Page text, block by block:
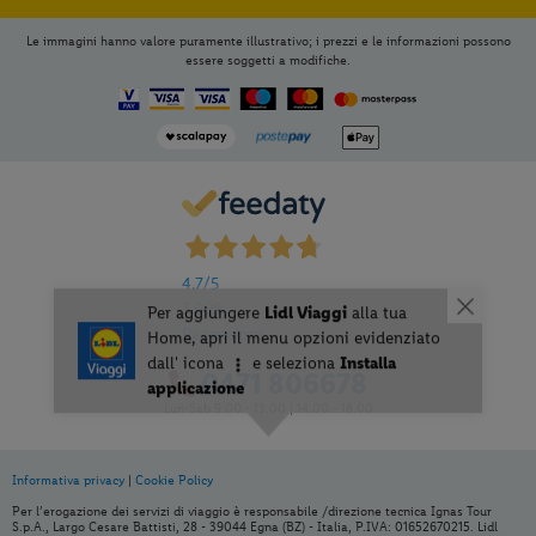
Le immagini hanno valore puramente illustrativo; i prezzi e le informazioni possono
essere soggetti a modifiche.
4,7/5
3.029
Recensioni
0471 806678
Informativa privacy
Cookie Policy
Per l’erogazione dei servizi di viaggio è responsabile /direzione tecnica Ignas Tour
S.p.A., Largo Cesare Battisti, 28 - 39044 Egna (BZ) - Italia, P.IVA: 01652670215. Lidl
Lidl Viaggi
dall' icona
applicazione